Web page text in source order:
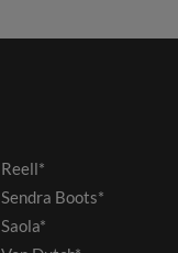
Reell*
Sendra Boots*
Saola*